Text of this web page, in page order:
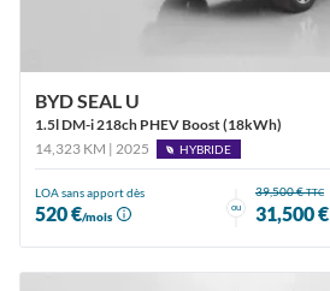
BYD SEAL U
1.5l DM-i 218ch PHEV Boost (18kWh)
14,323 KM | 2025
HYBRIDE
LOA sans apport dès
520 €/mois
ou
39,500 €TTC
31,500 €